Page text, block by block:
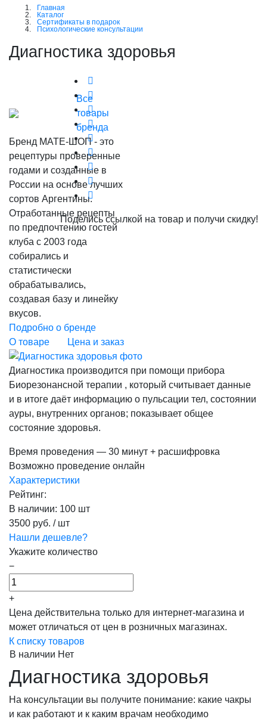
Главная
Каталог
Сертификаты в подарок
Психологические консультации
Диагностика здоровья
Все
товары
бренда
Бренд МАТЕ-ШОП - это
рецептуры проверенные
годами и созданные в
России на основе лучших
сортов Аргентины.
Отработанные рецепты
по предпочтению гостей
клуба с 2003 года
собирались и
статистически
обрабатывались,
создавая базу и линейку
вкусов.
Подробно о бренде
Поделись ссылкой на товар и получи скидку!
О товаре Цена и заказ
Диагностика производится при помощи прибора
Биорезонансной терапии , который считывает данные
и в итоге даёт информацию о пульсации тел, состоянии
ауры, внутренних органов; показывает общее
состояние здоровья.
Время проведения — 30 минут + расшифровка
Возможно проведение онлайн
Характеристики
Рейтинг:
В наличии: 100 шт
3500 руб. / шт
Нашли дешевле?
Укажите количество
−
+
Цена действительна только для интернет-магазина и
может отличаться от цен в розничных магазинах.
К списку товаров
В наличии Нет
Диагностика здоровья
На консультации вы получите понимание: какие чакры
и как работают и к каким врачам необходимо